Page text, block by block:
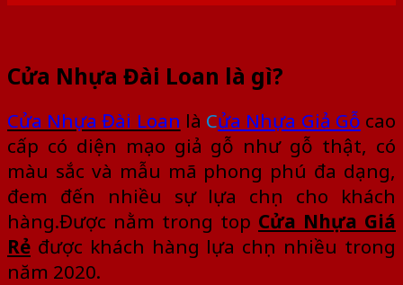
Cửa Nhựa Đài Loan là gì?
Cửa Nhựa Đài Loan là Cửa Nhựa Giả Gỗ cao
cấp có diện mạo giả gỗ như gỗ thật, có
màu sắc và mẫu mã phong phú đa dạng,
đem đến nhiều sự lựa chọn cho khách
hàng.Được nằm trong top Cửa Nhựa Giá
Rẻ được khách hàng lựa chọn nhiều trong
năm 2020.